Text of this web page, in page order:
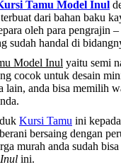
Tamu Model Inul
dari bahan baku
oleh para pengrajin
sudah handal di
Model Inul yaitu semi
cocok untuk desain
lain, anda bisa memilih
Kursi Tamu ini
bersaing dengan
murah anda sudah
ini.